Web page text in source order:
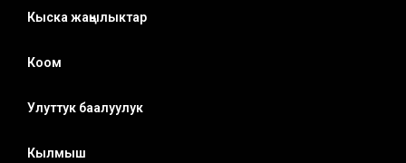
Кыска жаңылыктар
Коом
Улуттук баалуулук
Кылмыш